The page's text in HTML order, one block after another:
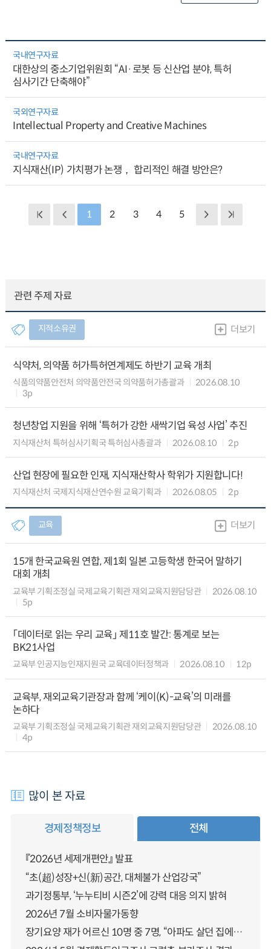
국내연구자료
대한상의 중소기업위원회 “AI·로봇 등 신산업 분야, 특허
심사기간 단축해야”
국외연구자료
Intellectual Property and Creative Machines
국내연구자료
지식재산(IP) 가치평가 논쟁， 합리적인 해결 방안은?
1 2 3 4 5
관련 주제 자료
지적소유권 더보기
식약처, 의약품 허가특허연계제도 하반기 교육 개최
식품의약품안전처 의약품안전국 의약품허가총괄과
2026.08.10
3p
청년창업 지원을 위해 ‘특허가 강한 새싹기업 육성 사업’ 추진
지식재산처 특허심사기획국 특허심사총괄과 2026.08.10 2p
산업 현장에 필요한 인재, 지식재산학사 학위가 지원합니다!
지식재산처 국제지식재산연수원 교육기획과 2026.08.05 2p
교육 더보기
15개 한국교육원 연합, 제1회 일본 고등학생 한국어 말하기
대회 개최
교육부 기획조정실 국제교육기획관 재외교육지원담당관
2026.08.10
5p
「데이터로 읽는 우리 교육」 제11호 발간: 통계로 보는
BK21사업
교육부 인공지능인재지원국 교육데이터정책과 2026.08.10 12p
교육부, 재외교육기관장과 함께 ‘케이(K)-교육’의 미래를
논하다
교육부 기획조정실 국제교육기획관 재외교육지원담당관
2026.08.10
4p
많이 본 자료
경제정책정보 전체
『2026년 세제개편안』 발표
“초(超)성장+신(新)공간, 대체불가 산업강국”
과기정통부, ‘누누티비 시즌2’에 강력 대응 의지 밝혀
2026년 7월 소비자물가동향
장기요양 재가 어르신 10명 중 7명, “아파도 살던 집에서 살겠다” 「2025년 장기요양실태조사」 결과 발표